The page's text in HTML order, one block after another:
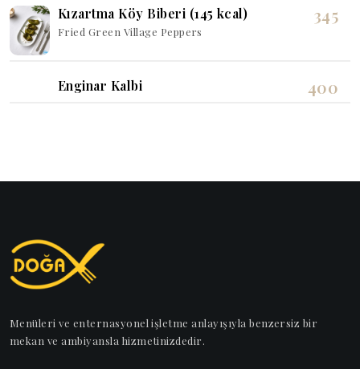
Kızartma Köy Biberi (145 kcal)
Fried Green Village Peppers
345
Enginar Kalbi 400
Menüleri ve enternasyonel işletme anlayışıyla benzersiz bir
mekan ve ambiyansla hizmetinizdedir.